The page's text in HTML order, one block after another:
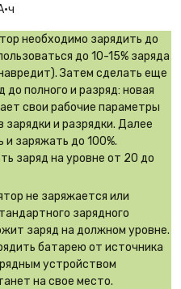
необходимо зарядить до
до 10-15% заряда
Затем сделать еще
до полного и разряд: новая
свои рабочие параметры
и разрядки. Далее
заряжать до 100%.
заряд на уровне от 20 до
не заряжается или
зарядного
заряд на должном уровне.
батарею от источника
устройством
на свое место.